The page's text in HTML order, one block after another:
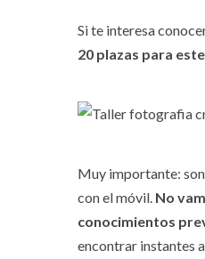
Si te interesa
20 plazas para
Muy importante:
con el móvil. No
conocimientos
encontrar instantes